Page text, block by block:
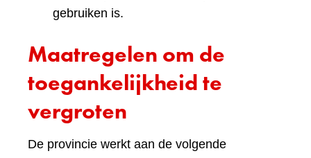
gebruiken is.
Maatregelen om de
toegankelijkheid te
vergroten
De provincie werkt aan de volgende